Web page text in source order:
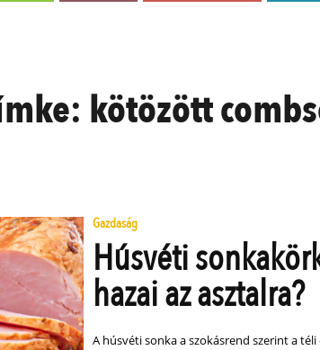
kötözött
Gazdaság
Húsvéti
hazai az asztalra?
A húsvéti sonka a szokásrend szerint a